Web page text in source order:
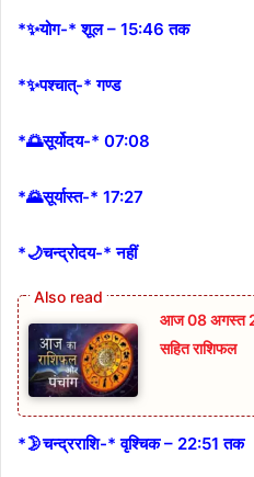
*✨योग-* शूल – 15:46 तक
*✨पश्चात्-* गण्ड
*🌅सूर्योदय-* 07:08
*🌄सूर्यास्त-* 17:27
*🌙चन्द्रोदय-* नहीं
आज 08 अगस्त
सहित राशिफल
*🌛चन्द्रराशि-* वृश्चिक – 22:51 तक